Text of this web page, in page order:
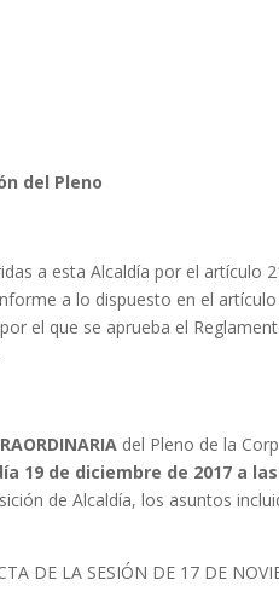
del Pleno
a esta Alcaldía por el artículo
a lo dispuesto en el
el que se aprueba el
del Pleno de la
19 de diciembre de 2017 a
de Alcaldía, los asuntos
DE LA SESIÓN DE 17 DE